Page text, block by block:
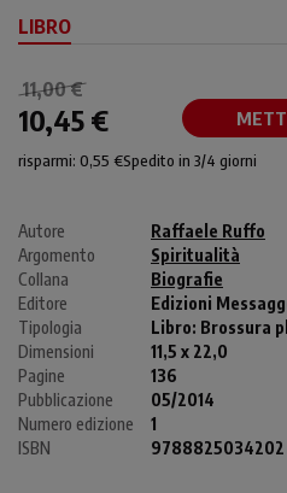
LIBRO
11,00 €
10,45 €
risparmi: 0,55 €Spedito in 3/4 giorni
Autore
Raffaele Ruffo
Argomento
Spiritualità
Collana
Biografie
Editore
Edizioni
Tipologia
Libro: Brossura
Dimensioni
11,5 x 22,0
Pagine
136
Pubblicazione
05/2014
Numero edizione
1
ISBN
9788825034202